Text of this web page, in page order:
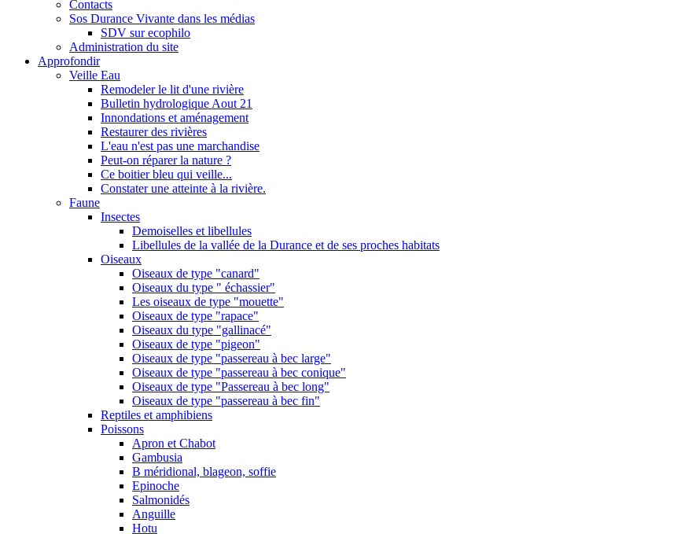
Contacts
Sos Durance Vivante dans les médias
SDV sur ecophilo
Administration du site
Approfondir
Veille Eau
Remodeler le lit d'une rivière
Bulletin hydrologique Aout 21
Innondations et aménagement
Restaurer des rivières
L'eau n'est pas une marchandise
Peut-on réparer la nature ?
Ce boitier bleu qui veille...
Constater une atteinte à la rivière.
Faune
Insectes
Demoiselles et libellules
Libellules de la vallée de la Durance et de ses proches habitats
Oiseaux
Oiseaux de type "canard"
Oiseaux du type " échassier"
Les oiseaux de type "mouette"
Oiseaux de type "rapace"
Oiseaux du type "gallinacé"
Oiseaux de type "pigeon"
Oiseaux de type "passereau à bec large"
Oiseaux de type "passereau à bec conique"
Oiseaux de type "Passereau à bec long"
Oiseaux de type "passereau à bec fin"
Reptiles et amphibiens
Poissons
Apron et Chabot
Gambusia
B méridional, blageon, soffie
Epinoche
Salmonidés
Anguille
Hotu